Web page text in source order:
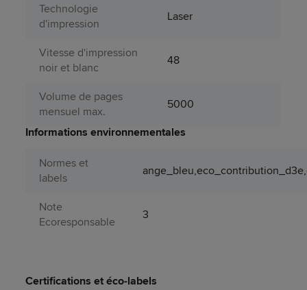
Technologie
d'impression
Laser
Vitesse d'impression
noir et blanc
48
Volume de pages
mensuel max.
5000
Informations environnementales
Normes et
labels
Note
Ecoresponsable
3
Certifications et éco-labels